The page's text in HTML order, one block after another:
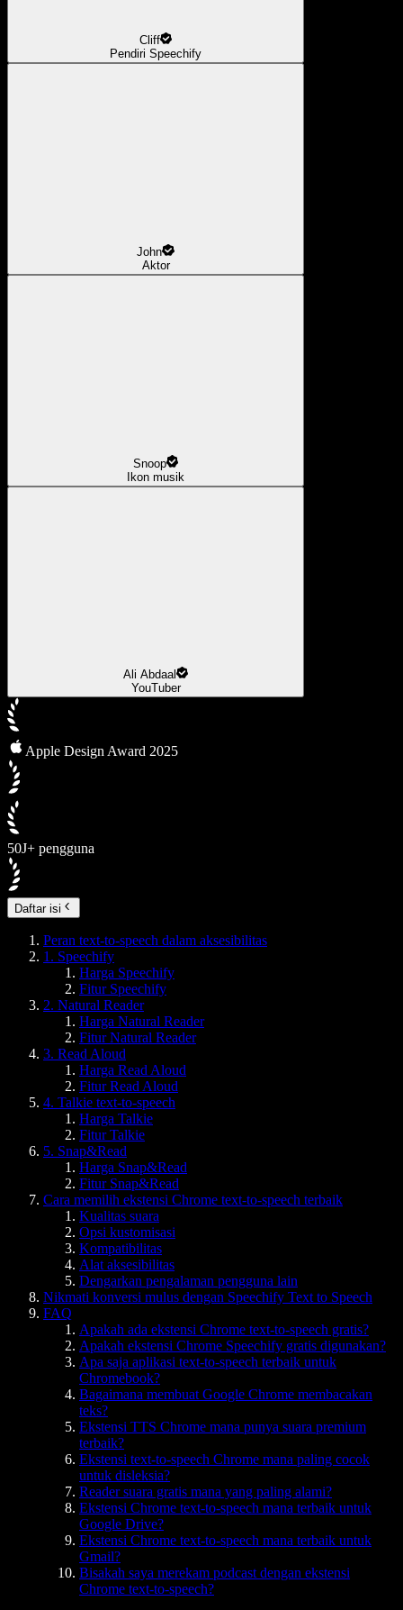
Cliff
Pendiri Speechify
John
Aktor
Snoop
Ikon musik
Ali Abdaal
YouTuber
Apple Design Award 2025
50J+ pengguna
Daftar isi
Peran text-to-speech dalam aksesibilitas
1. Speechify
Harga Speechify
Fitur Speechify
2. Natural Reader
Harga Natural Reader
Fitur Natural Reader
3. Read Aloud
Harga Read Aloud
Fitur Read Aloud
4. Talkie text-to-speech
Harga Talkie
Fitur Talkie
5. Snap&Read
Harga Snap&Read
Fitur Snap&Read
Cara memilih ekstensi Chrome text-to-speech terbaik
Kualitas suara
Opsi kustomisasi
Kompatibilitas
Alat aksesibilitas
Dengarkan pengalaman pengguna lain
Nikmati konversi mulus dengan Speechify Text to Speech
FAQ
Apakah ada ekstensi Chrome text-to-speech gratis?
Apakah ekstensi Chrome Speechify gratis digunakan?
Apa saja aplikasi text-to-speech terbaik untuk
Chromebook?
Bagaimana membuat Google Chrome membacakan
teks?
Ekstensi TTS Chrome mana punya suara premium
terbaik?
Ekstensi text-to-speech Chrome mana paling cocok
untuk disleksia?
Reader suara gratis mana yang paling alami?
Ekstensi Chrome text-to-speech mana terbaik untuk
Google Drive?
Ekstensi Chrome text-to-speech mana terbaik untuk
Gmail?
Bisakah saya merekam podcast dengan ekstensi
Chrome text-to-speech?